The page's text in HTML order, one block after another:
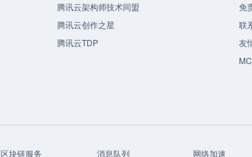
腾讯云架构师技术同盟
腾讯云创作之星
腾讯云TDP
免
联
友
区块链服务 消息队列 网络加速